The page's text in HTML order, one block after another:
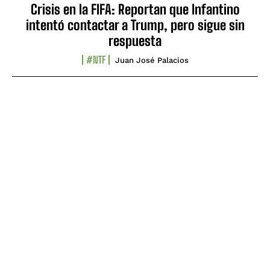
Crisis en la FIFA: Reportan que Infantino
intentó contactar a Trump, pero sigue sin
respuesta
#NTF Juan José Palacios